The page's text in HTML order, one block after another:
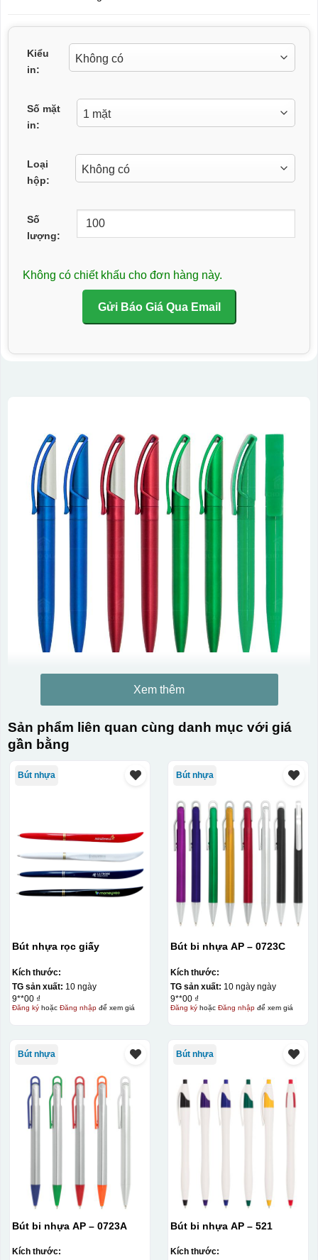
Kiểu
in:
Số mặt
in:
Loại
hộp:
Số
lượng:
Không có chiết khấu cho đơn hàng này.
Gửi Báo Giá Qua Email
Xem thêm
Sản phẩm liên quan cùng danh mục với giá
gần bằng
Bút nhựa
Bút nhựa rọc giấy
Kích thước:
TG sản xuất: 10 ngày
9**00 ₫
Đăng kýhoặc Đăng nhậpđể xem giá
Bút nhựa
Bút bi nhựa AP – 0723C
Kích thước:
TG sản xuất: 10 ngày ngày
9**00 ₫
Đăng kýhoặc Đăng nhậpđể xem giá
Bút nhựa
Bút bi nhựa AP – 0723A
Kích thước:
Bút nhựa
Bút bi nhựa AP – 521
Kích thước: